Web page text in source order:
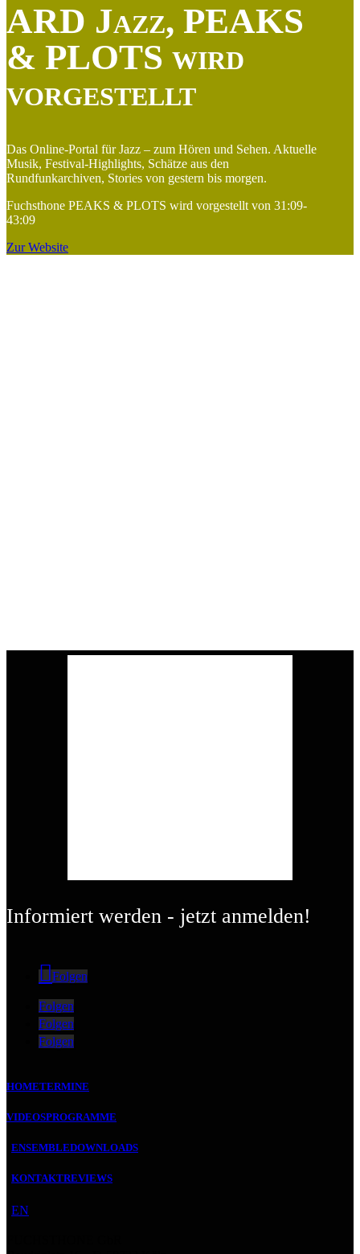
ARD Jazz, PEAKS
& PLOTS wird
vorgestellt
Das Online-Portal für Jazz – zum Hören und Sehen. Aktuelle
Musik, Festival-Highlights, Schätze aus den
Rundfunkarchiven, Stories von gestern bis morgen.
Fuchsthone PEAKS & PLOTS wird vorgestellt von 31:09-
43:09
Zur Website
Informiert werden - jetzt anmelden!
Folgen
Folgen
Folgen
Folgen
HOMETERMINE
VIDEOSPROGRAMME
ENSEMBLEDOWNLOADS
KONTAKTREVIEWS
EN